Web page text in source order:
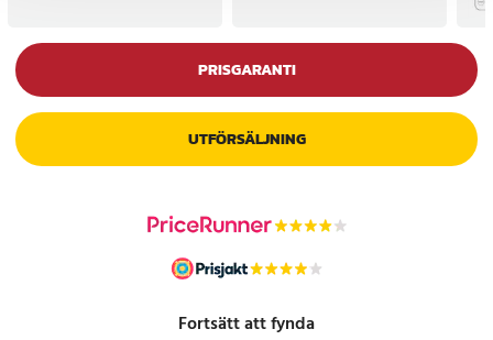
PRISGARANTI
UTFÖRSÄLJNING
Fortsätt att fynda